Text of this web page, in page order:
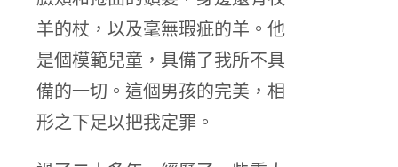
羊的杖，以及毫無瑕疵的羊。他
是個模範兒童，具備了我所不具
備的一切。這個男孩的完美，相
形之下足以把我定罪。